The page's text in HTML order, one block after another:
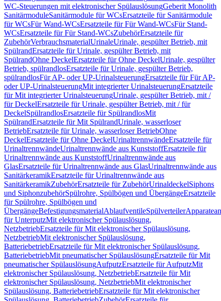
WC-Steuerungen mit elektronischer SpülauslösungGeberit Monolith
SanitärmoduleSanitärmodule für WCsErsatzteile für Sanitärmodule
für WCsFür Wand-WCsErsatzteile für Für Wand-WCsFür Stand-
WCsErsatzteile für Für Stand-WCsZubehörErsatzteile für
ZubehörVerbrauchsmaterialUrinaleUrinale, gespülter Betrieb, mit
SpülrandErsatzteile für Urinale, gespülter Betrieb, mit
SpülrandOhne DeckelErsatzteile für Ohne DeckelUrinale, gespülter
Betrieb, spülrandlosErsatzteile für Urinale, gespülter Betrieb,
spülrandlosFür AP- oder UP-UrinalsteuerungErsatzteile für Für AP-
oder UP-UrinalsteuerungMit integrierter UrinalsteuerungErsatzteile
für Mit integrierter UrinalsteuerungUrinale, gespülter Betrieb, mit /
für DeckelErsatzteile für Urinale, gespülter Betrieb, mit / für
DeckelSpülrandlosErsatzteile für SpülrandlosMit
SpülrandErsatzteile für Mit SpülrandUrinale, wasserloser
BetriebErsatzteile für Urinale, wasserloser BetriebOhne
DeckelErsatzteile für Ohne DeckelUrinaltrennwändeErsatzteile für
UrinaltrennwändeUrinaltrennwände aus KunststoffErsatzteile für
Urinaltrennwände aus KunststoffUrinaltrennwände aus
GlasErsatzteile für Urinaltrennwände aus GlasUrinaltrennwände aus
SanitärkeramikErsatzteile für Urinaltrennwände aus
SanitärkeramikZubehörErsatzteile für ZubehörUrinaldeckelSiphons
und SiphonzubehörSpülrohre, Spülbögen und ÜbergängeErsatzteile
für Spülrohre, Spülbögen und
ÜbergängeBefestigungsmaterialAblaufventileSpülverteiler
für UnterputzMit elektronischer Spülauslösung,
NetzbetriebErsatzteile für Mit elektronischer Spülauslösung,
NetzbetriebMit elektronischer Spülauslösung,
BatteriebetriebErsatzteile für Mit elektronischer Spülauslösung,
BatteriebetriebMit pneumatischer SpülauslösungErsatzteile für Mit
pneumatischer SpülauslösungAufputzErsatzteile für AufputzMit
elektronischer Spülauslösung, NetzbetriebErsatzteile für Mit
elektronischer Spülauslösung, NetzbetriebMit elektronischer
Spülauslösung, BatteriebetriebErsatzteile für Mit elektronischer